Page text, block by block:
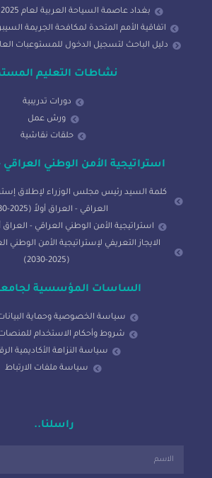
بغداد عاصمة السياحة العربية لعام 2025
اتفاقية الأمم المتحدة لمكافحة الجريمة
دليل الباحث لتسجيل الدخول للمستوعبات
نشاطات التعليم
دورات تدريبية
ورش عمل
حلقات نقاشية
استراتيجية الأمن الوطني العراقي
كلمة السيد رئيس مجلس الوزراء لإطلاق
العراقي - العراق أولاً (2025-2030)
استراتيجية الأمن الوطني العراقي - العراق أولاً
الايجاز التعريفي لإستراتيجية الأمن الوطني
(2025-2030)
الساسات المؤسسية
سياسة الخصوصية وحماية
شروط وأحكام الاستخدام للمنصات
سياسة النزاهة الأكاديمية
سياسة ملفات الارتباط
راسلنا..